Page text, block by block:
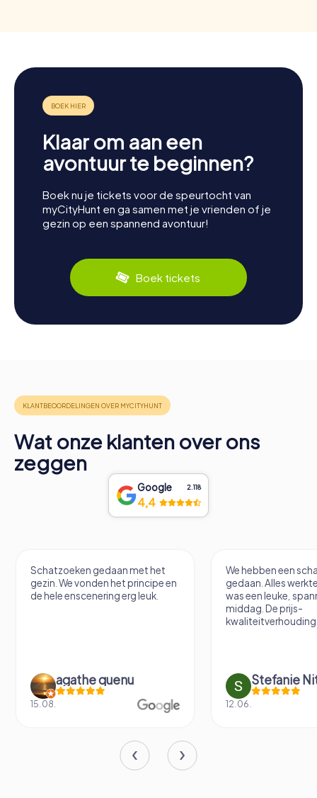
Klaar om aan een
avontuur te beginnen?
Boek nu je tickets voor de speurtocht van
myCityHunt en ga samen met je vrienden of je
gezin op een spannend avontuur!
Boek tickets
Wat onze klanten over ons
zeggen
Google 2.118
4,4
Schatzoeken gedaan met het
gezin. We vonden het principe en
de hele enscenering erg leuk.
agathe quenu
15.08.
We hebben een
gedaan. Alles
was een leuke,
middag. De prijs-
kwaliteitverhouding
Stefanie
12.06.